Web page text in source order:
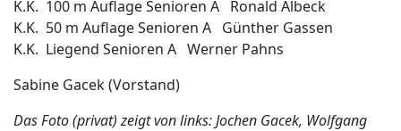
K.K. 100 m Auflage Senioren A Ronald Albeck
K.K. 50 m Auflage Senioren A Günther Gassen
K.K. Liegend Senioren A Werner Pahns
Sabine Gacek (Vorstand)
Das Foto (privat) zeigt von links: Jochen Gacek, Wolfgang